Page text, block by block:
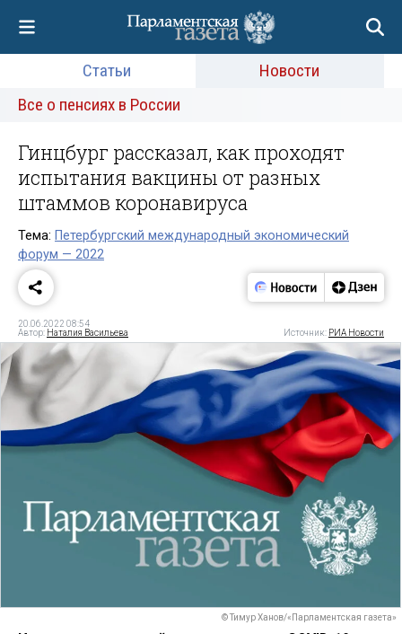
Статьи
Новости
Все о пенсиях в России
Гинцбург рассказал, как проходят
испытания вакцины от разных
штаммов коронавируса
Тема: Петербургский международный экономический
форум — 2022
20.06.2022 08:54
Автор: Наталия Васильева Источник: РИА Новости
© Тимур Ханов/«Парламентская газета»